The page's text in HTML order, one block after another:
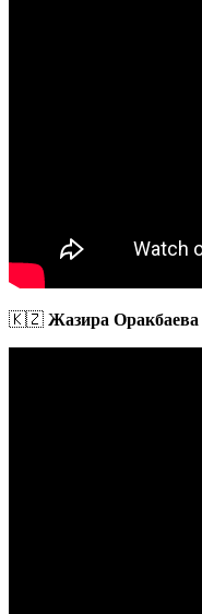
🇰🇿 Жазира Оракбаева